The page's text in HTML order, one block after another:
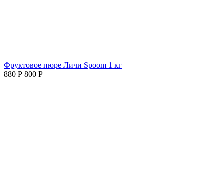
Фруктовое пюре Личи Spoom 1 кг
880 Р 800 Р